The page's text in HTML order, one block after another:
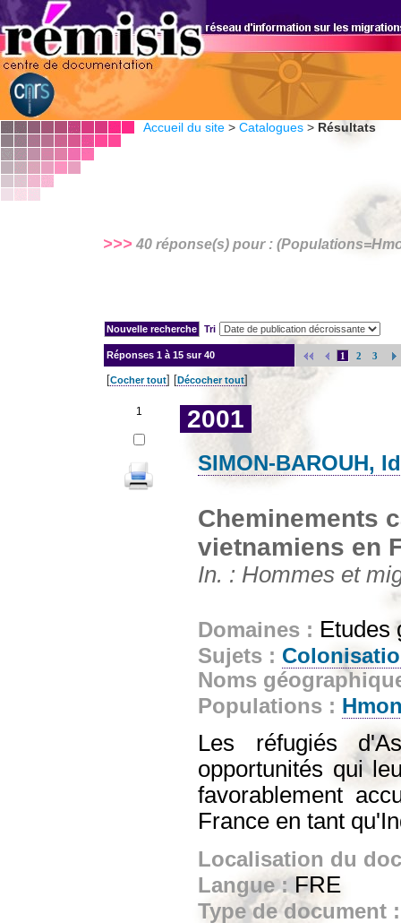
Accueil du site > Catalogues > Résultats
>>> 40 réponse(s) pour : (Populations=
Tri
Réponses 1 à 15 sur 40 1 2 3
[Cocher tout] [Décocher tout]
1 2001
SIMON-BAROUH,
Cheminements
vietnamiens en
In. : Hommes et
Domaines : Etudes
Sujets :
Noms
Populations :
Les réfugiés
opportunités qui
favorablement
France en tant
Localisation du
Langue : FRE
Type de document